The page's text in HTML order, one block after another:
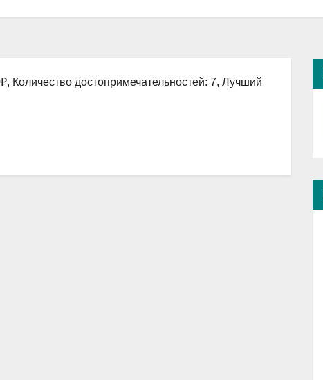
Количество достопримечательностей: 7, Лучший